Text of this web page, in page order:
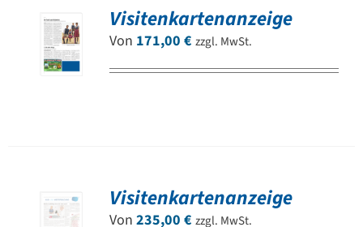
Visitenkartenanzeige
Von 171,00 € zzgl. MwSt.
Visitenkartenanzeige
Von 235,00 € zzgl. MwSt.